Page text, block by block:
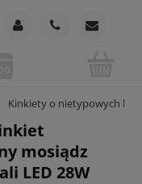
Kinkiety o nietypowych
mosiądz
LED 28W